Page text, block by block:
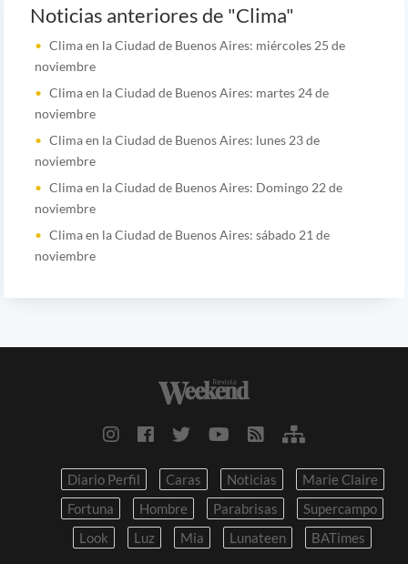
Noticias anteriores de "Clima"
Clima en la Ciudad de Buenos Aires: miércoles 25 de
noviembre
Clima en la Ciudad de Buenos Aires: martes 24 de
noviembre
Clima en la Ciudad de Buenos Aires: lunes 23 de
noviembre
Clima en la Ciudad de Buenos Aires: Domingo 22 de
noviembre
Clima en la Ciudad de Buenos Aires: sábado 21 de
noviembre
Diario Perfil Caras Noticias
Marie Claire
Fortuna
Hombre Parabrisas
Supercampo
Look
Luz Mia Lunateen BATimes